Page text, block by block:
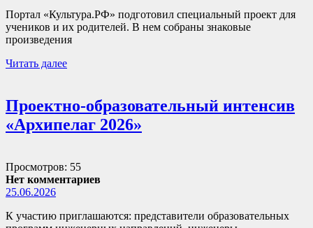
Портал «Культура.РФ» подготовил специальный проект для
учеников и их родителей. В нем собраны знаковые
произведения
Читать далее
Проектно-образовательный интенсив
«Архипелаг 2026»
Просмотров: 55
Нет комментариев
25.06.2026
К участию приглашаются: представители образовательных